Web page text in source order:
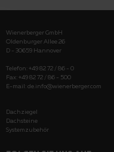
Wienerberger GmbH
Oldenburger Allee 26
D - 30659 Hannover
Telefon: +49 82 72 / 86 - 0
Fax: +49 82 72 / 86 - 500
E-mail: de.info@wienerberger.com
Dachziegel
Dachsteine
Systemzubehör